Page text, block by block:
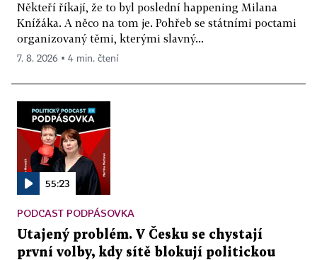
Někteří říkají, že to byl poslední happening Milana
Knížáka. A něco na tom je. Pohřeb se státními poctami
organizovaný těmi, kterými slavný...
7. 8. 2026 ▪ 4 min. čtení
55:23
PODCAST PODPÁSOVKA
Utajený problém. V Česku se chystají
první volby, kdy sítě blokují politickou